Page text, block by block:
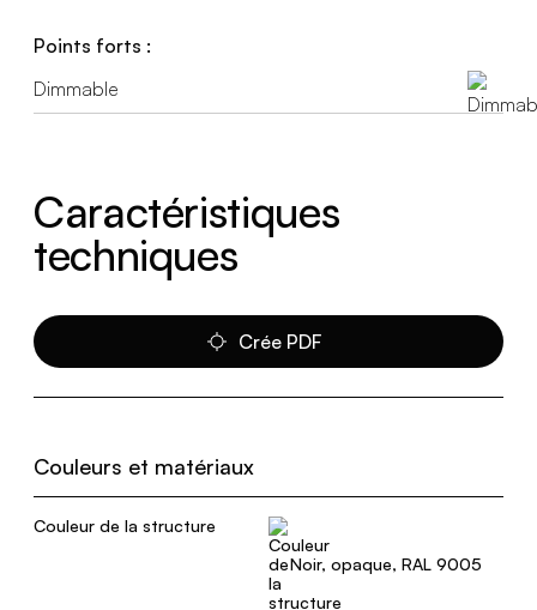
Points forts :
Dimmable
Caractéristiques
techniques
Crée PDF
Couleurs et matériaux
Couleur de la structure
Noir, opaque, RAL 9005